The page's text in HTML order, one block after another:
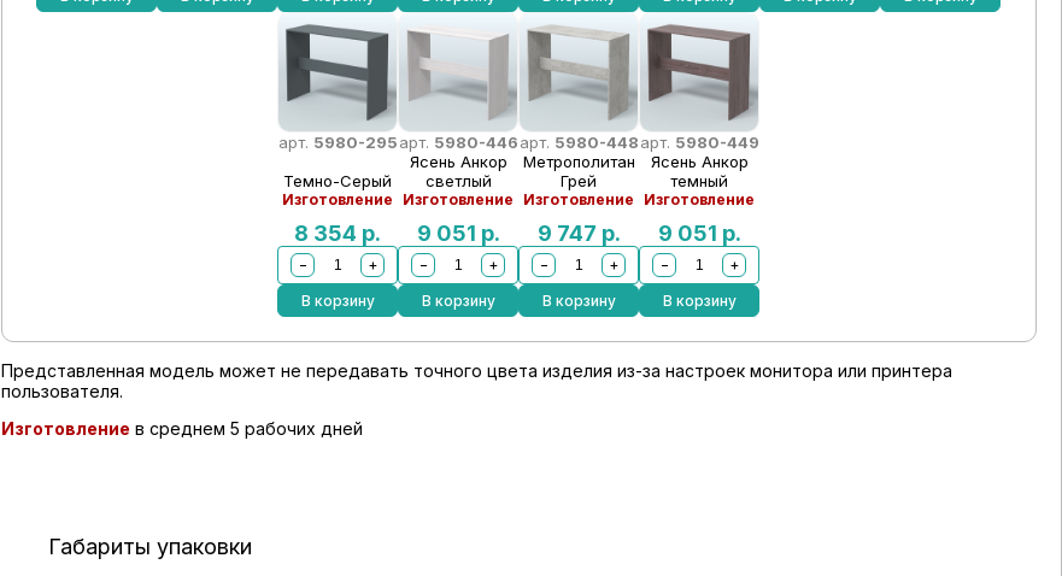
арт. 5980-295
Темно-Серый
Изготовление
8 354 р.
−
+
В корзину
арт. 5980-446
Ясень Анкор
светлый
Изготовление
9 051 р.
−
+
В корзину
арт. 5980-448
Метрополитан
Грей
Изготовление
9 747 р.
−
+
В корзину
арт. 5980-449
Ясень Анкор
темный
Изготовление
9 051 р.
−
+
В корзину
Представленная модель может не передавать точного цвета изделия из-за настроек монитора или принтера
пользователя.
Изготовление в среднем 5 рабочих дней
Габариты упаковки